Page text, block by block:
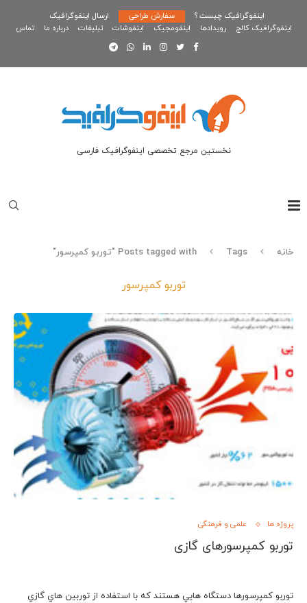
اینفوگرافیک چیست ؟ سفارش طراحی
ارسال اینفوگرافیک
اینفوگرافیک کالج
رویدادها اینفومجیک اینفوشات تبلیغات درباره ما تماس
نخستین مرجع تخصصی اینفوگرافیک فارسی
خانه Tags Posts tagged with "توربو کمپرسور"
توربو کمپرسور
پروژه ها علمی و فرهنگی
توربو کمپرسورهای گازی
توربو كمپرسورها دستگاه هايي هستند كه با استفاده از توربين هاي گازي